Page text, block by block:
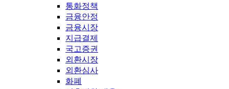
통화정책
금융안정
금융시장
지급결제
국고증권
외환시장
외환심사
화폐